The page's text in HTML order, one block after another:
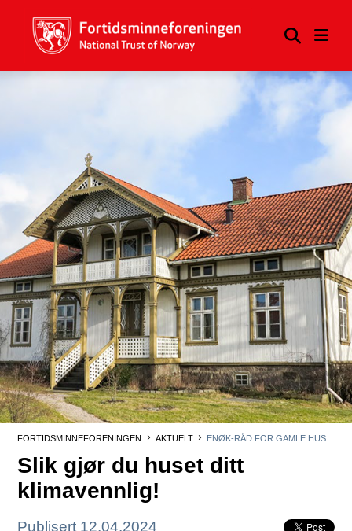
FORTIDSMINNEFORENINGEN AKTUELT ENØK-RÅD FOR GAMLE HUS
Slik gjør du huset ditt
klimavennlig!
Publisert 12.04.2024